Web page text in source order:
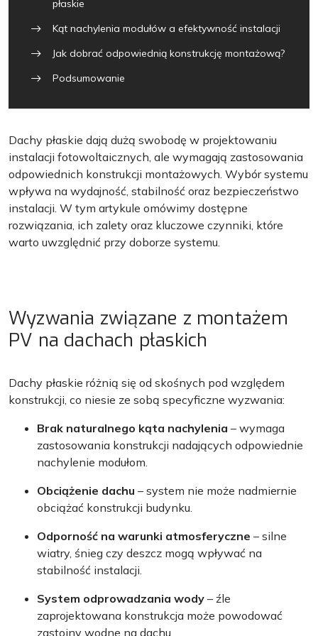
płaskie
Kąt nachylenia modułów a efektywność instalacji
Jak dobrać odpowiednią konstrukcję montażową?
Podsumowanie
Dachy płaskie dają dużą swobodę w projektowaniu
instalacji fotowoltaicznych, ale wymagają zastosowania
odpowiednich konstrukcji montażowych. Wybór systemu
wpływa na wydajność, stabilność oraz bezpieczeństwo
instalacji. W tym artykule omówimy dostępne
rozwiązania, ich zalety oraz kluczowe czynniki, które
warto uwzględnić przy doborze systemu.
Wyzwania związane z montażem
PV na dachach płaskich
Dachy płaskie różnią się od skośnych pod względem
konstrukcji, co niesie ze sobą specyficzne wyzwania:
Brak naturalnego kąta nachylenia – wymaga
zastosowania konstrukcji nadających odpowiednie
nachylenie modułom.
Obciążenie dachu – system nie może nadmiernie
obciążać konstrukcji budynku.
Odporność na warunki atmosferyczne – silne
wiatry, śnieg czy deszcz mogą wpływać na
stabilność instalacji.
System odprowadzania wody – źle
zaprojektowana konstrukcja może powodować
zastoiny wodne na dachu.